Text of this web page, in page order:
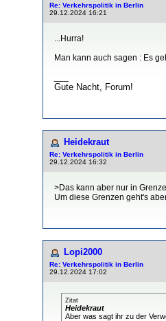
Re: Verkehrspolitik in Berlin
29.12.2024 16:21
...Hurra!
Man kann auch sagen : Es
Gute Nacht, Forum!
Heidekraut
Re: Verkehrspolitik in Berlin
29.12.2024 16:32
>Das kann aber nur in
Um diese Grenzen geht's
Lopi2000
Re: Verkehrspolitik in Berlin
29.12.2024 17:02
Zitat
Heidekraut
Aber was sagt ihr zu der